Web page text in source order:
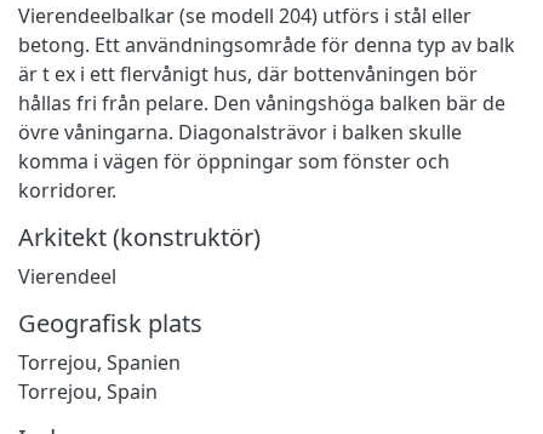
Vierendeelbalkar (se modell 204) utförs i stål eller
betong. Ett användningsområde för denna typ av balk
är t ex i ett flervånigt hus, där bottenvåningen bör
hållas fri från pelare. Den våningshöga balken bär de
övre våningarna. Diagonalsträvor i balken skulle
komma i vägen för öppningar som fönster och
korridorer.
Arkitekt (konstruktör)
Vierendeel
Geografisk plats
Torrejou, Spanien
Torrejou, Spain